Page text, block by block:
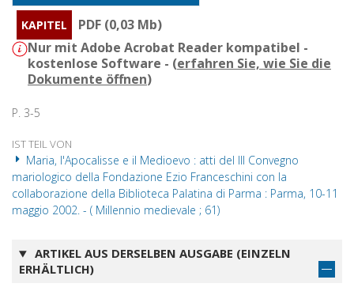
KAPITEL
PDF (0,03 Mb)
Nur mit Adobe Acrobat Reader kompatibel -
kostenlose Software - (erfahren Sie, wie Sie die
Dokumente öffnen)
P. 3-5
IST TEIL VON
Maria, l'Apocalisse e il Medioevo : atti del III Convegno
mariologico della Fondazione Ezio Franceschini con la
collaborazione della Biblioteca Palatina di Parma : Parma, 10-11
maggio 2002. - ( Millennio medievale ; 61)
ARTIKEL AUS DERSELBEN AUSGABE (EINZELN
ERHÄLTLICH)